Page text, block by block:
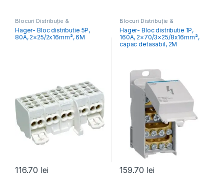
Blocuri Distribuție &
Repartitoare Elemente
Conexiune- Tablou Electric
Hager- Bloc distributie 5P,
80A, 2×25/2x16mm², 6M
116.70 lei
Blocuri Distribuție &
Repartitoare
Hager- Bloc distributie 1P,
160A, 2×70/3×25/8x16mm²,
capac detasabil, 2M
159.70 lei